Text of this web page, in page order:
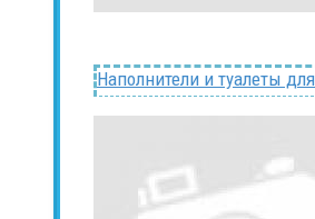
Наполнители и туалеты